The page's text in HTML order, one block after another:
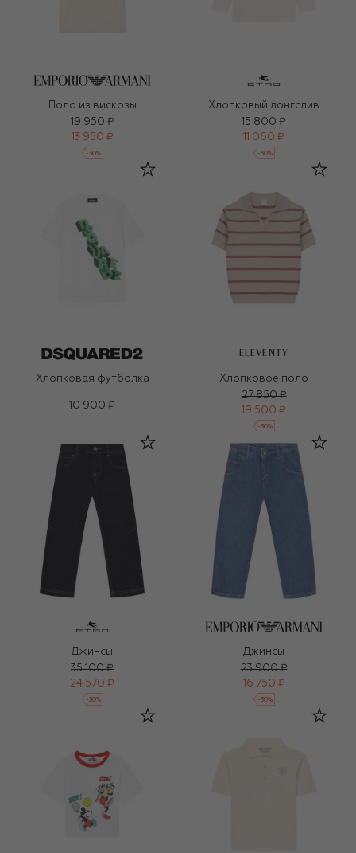
Поло из вискозы
19 950 ₽
13 950 ₽
-30%
Хлопковый лонгслив
15 800 ₽
11 060 ₽
-30%
Хлопковая футболка
10 900 ₽
ELEVENTY
Хлопковое поло
27 850 ₽
19 500 ₽
-30%
Джинсы
35 100 ₽
24 570 ₽
-30%
Джинсы
23 900 ₽
16 750 ₽
-30%